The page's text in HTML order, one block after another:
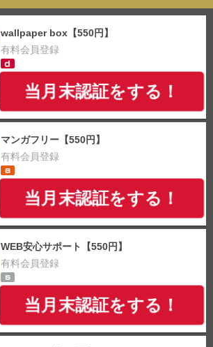
wallpaper box【550円】
有料会員登録
当月末認証をする！
マンガフリー【550円】
有料会員登録
当月末認証をする！
WEB安心サポート【550円】
有料会員登録
当月末認証をする！